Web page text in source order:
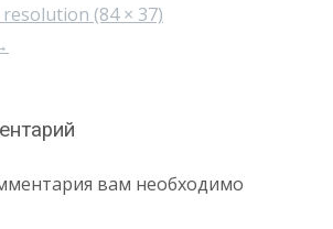
resolution (84 × 37)
вам необходимо